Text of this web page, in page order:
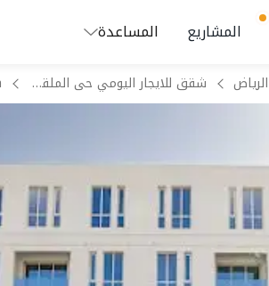
المشاريع المساعدة
الرياض شقق للايجار اليومي حى الملقا الرياض